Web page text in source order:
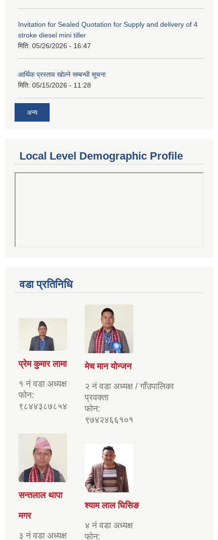
Invitation for Sealed Quotation for Supply and delivery of 4
stroke diesel mini tiller
मिति: 05/26/2026 - 16:47
आर्थिक प्रस्ताव खोल्ने सम्बन्धी सूचना
मिति: 05/15/2026 - 11:28
अन्य
Local Level Demographic Profile
वडा प्रतिनिधि
प्रेम कुमार लामा
१ नं वडा अध्यक्ष
फोन:
९८४४३८७८५४
मेच मान योन्जन
२ नं वडा अध्यक्ष / गाँउपालिका
प्रवक्ता
फोन:
९७४२४६६१०१
सन्तलाल थापा
मगर
३ नं वडा अध्यक्ष
श्याम लाल घिसिङ
४ नं वडा अध्यक्ष
फोन: